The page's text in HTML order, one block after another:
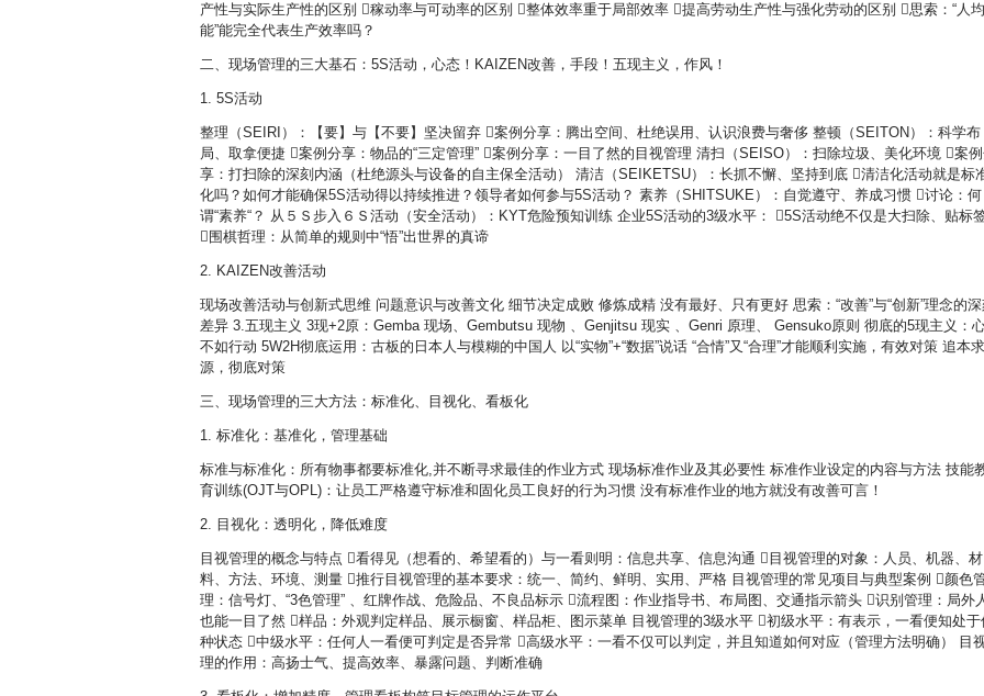
产性与实际生产性的区别 稼动率与可动率的区别 整体效率重于局部效率 提高劳动生产性与强化劳动的区别 思索：“人
能”能完全代表生产效率吗？
二、现场管理的三大基石：5S活动，心态！KAIZEN改善，手段！五现主义，作风！
1. 5S活动
整理（SEIRI）：【要】与【不要】坚决留弃 案例分享：腾出空间、杜绝误用、认识浪费与奢侈 整顿（SEITON）：科学布
局、取拿便捷 案例分享：物品的“三定管理” 案例分享：一目了然的目视管理 清扫（SEISO）：扫除垃圾、美化环境 案
享：打扫除的深刻内涵（杜绝源头与设备的自主保全活动） 清洁（SEIKETSU）：长抓不懈、坚持到底 清洁化活动就是标
化吗？如何才能确保5S活动得以持续推进？领导者如何参与5S活动？ 素养（SHITSUKE）：自觉遵守、养成习惯 讨论：何
谓“素养“？ 从５Ｓ步入６Ｓ活动（安全活动）：KYT危险预知训练 企业5S活动的3级水平： 5S活动绝不仅是大扫除、贴标
围棋哲理：从简单的规则中“悟”出世界的真谛
2. KAIZEN改善活动
现场改善活动与创新式思维 问题意识与改善文化 细节决定成败 修炼成精 没有最好、只有更好 思索：“改善”与“创新”理念的深
差异 3.五现主义 3现+2原：Gemba 现场、Gembutsu 现物 、Genjitsu 现实 、Genri 原理、 Gensuko原则 彻底的5现主义：
不如行动 5W2H彻底运用：古板的日本人与模糊的中国人 以“实物”+“数据”说话 “合情”又“合理”才能顺利实施，有效对策 追本求
源，彻底对策
三、现场管理的三大方法：标准化、目视化、看板化
1. 标准化：基准化，管理基础
标准与标准化：所有物事都要标准化,并不断寻求最佳的作业方式 现场标准作业及其必要性 标准作业设定的内容与方法 技能
育训练(OJT与OPL)：让员工严格遵守标准和固化员工良好的行为习惯 没有标准作业的地方就没有改善可言！
2. 目视化：透明化，降低难度
目视管理的概念与特点 看得见（想看的、希望看的）与一看则明：信息共享、信息沟通 目视管理的对象：人员、机器、材
料、方法、环境、测量 推行目视管理的基本要求：统一、简约、鲜明、实用、严格 目视管理的常见项目与典型案例 颜色
理：信号灯、“3色管理” 、红牌作战、危险品、不良品标示 流程图：作业指导书、布局图、交通指示箭头 识别管理：局外
也能一目了然 样品：外观判定样品、展示橱窗、样品柜、图示菜单 目视管理的3级水平 初级水平：有表示，一看便知处于
种状态 中级水平：任何人一看便可判定是否异常 高级水平：一看不仅可以判定，并且知道如何对应（管理方法明确） 目
理的作用：高扬士气、提高效率、暴露问题、判断准确